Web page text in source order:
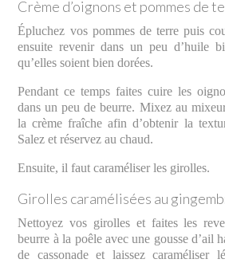
Crème d’oignons et pommes de
Épluchez vos pommes de terre puis
ensuite revenir dans un peu d’huile
qu’elles soient bien dorées.
Pendant ce temps faites cuire les
dans un peu de beurre. Mixez au
la crème fraîche afin d’obtenir la
Salez et réservez au chaud.
Ensuite, il faut caraméliser les girolles.
Girolles caramélisées au
Nettoyez vos girolles et faites les
beurre à la poêle avec une gousse d’ail
de cassonade et laissez caraméliser